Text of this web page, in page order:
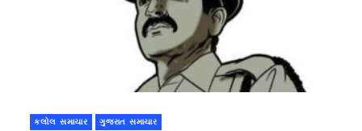
કલોલ સમાચાર ગુજરાત સમાચાર